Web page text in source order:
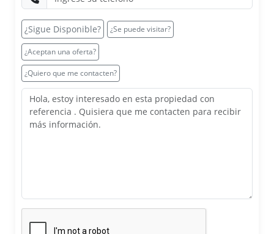
¿Sigue Disponible? ¿Se puede visitar?
¿Aceptan una oferta?
¿Quiero que me contacten?